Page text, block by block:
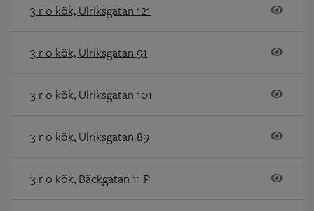
3 r o kök, Ulriksgatan 121
3 r o kök, Ulriksgatan 91
3 r o kök, Ulriksgatan 101
3 r o kök, Ulriksgatan 89
3 r o kök, Bäckgatan 11 P